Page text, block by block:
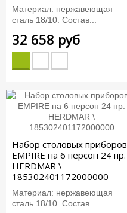
Материал: нержавеющая
сталь 18/10. Состав...
32 658 руб
Набор столовых приборов
EMPIRE на 6 персон 24 пр.
HERDMAR \
185302401172000000
Материал: нержавеющая
сталь 18/10. Состав...